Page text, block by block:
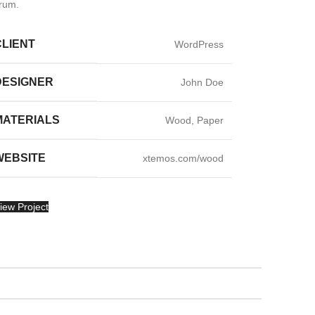
WordPress
John Doe
Wood, Paper
xtemos.com/wood
Project